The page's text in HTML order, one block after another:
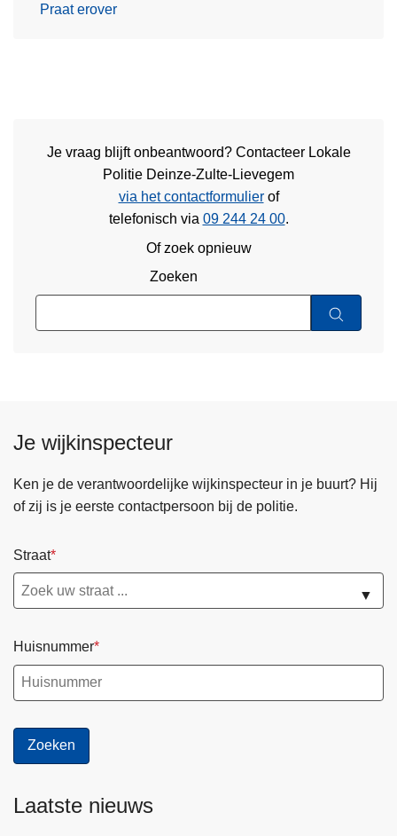
Praat erover
Je vraag blijft onbeantwoord? Contacteer Lokale
Politie Deinze-Zulte-Lievegem
via het contactformulierof
telefonisch via 09 244 24 00.
Of zoek opnieuw
Zoeken
Je wijkinspecteur
Ken je de verantwoordelijke wijkinspecteur in je buurt? Hij
of zij is je eerste contactpersoon bij de politie.
Straat
▼
Huisnummer
Laatste nieuws